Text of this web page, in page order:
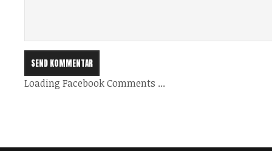
Loading Facebook Comments ...